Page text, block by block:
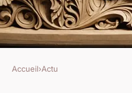
Accueil›Actu